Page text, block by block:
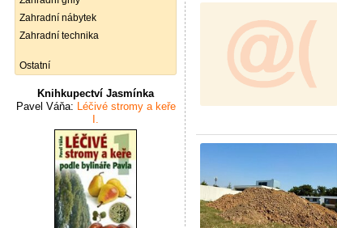
Zahradní nábytek
Zahradní technika
Ostatní
Knihkupectví Jasmínka
Pavel Váňa: Léčivé stromy a keře
I.